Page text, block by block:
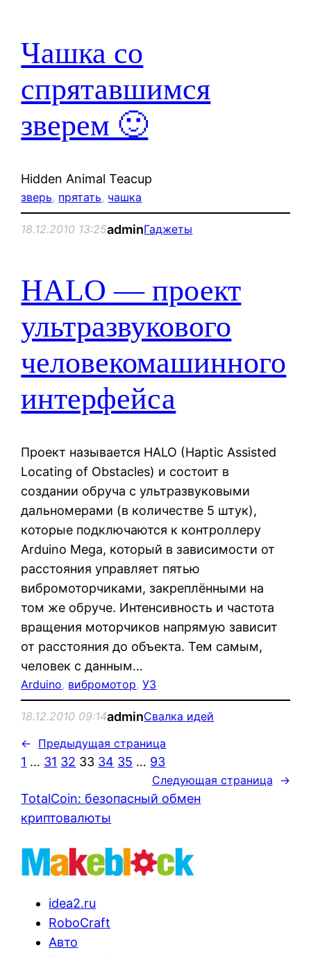
Чашка со
спрятавшимся
зверем 🙂
Hidden Animal Teacup
зверь, прятать, чашка
18.12.2010 13:25adminГаджеты
HALO — проект
ультразвукового
человекомашинного
интерфейса
Проект называется HALO (Haptic Assisted
Locating of Obstacles) и состоит в
создании обруча с ультразвуковыми
дальномерами (в количестве 5 штук),
которые подключаются к контроллеру
Arduino Mega, который в зависимости от
расстояния управляет пятью
вибромоторчиками, закреплёнными на
том же обруче. Интенсивность и частота
вращения моторчиков напрямую зависит
от расстояния до объекта. Тем самым,
человек с данным…
Arduino, вибромотор, УЗ
18.12.2010 09:14adminСвалка идей
← Предыдущая страница
1 … 31 32 33 34 35 … 93
Следующая страница →
TotalCoin: безопасный обмен
криптовалюты
idea2.ru
RoboCraft
Авто